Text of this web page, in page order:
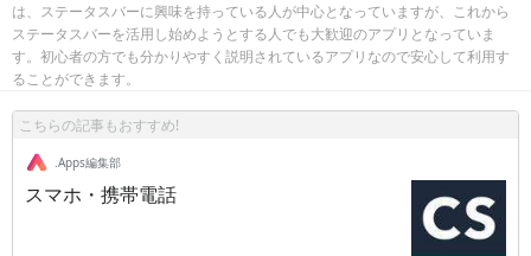
は、ステータスバーに興味を持っている人が中心となっていますが、これから
ステータスバーを活用し始めようとする人でも大歓迎のアプリとなっていま
す。初心者の方でも分かりやすく説明されているアプリなので安心して利用す
ることができます。
こちらの記事もおすすめ!
.Apps編集部
スマホ・携帯電話